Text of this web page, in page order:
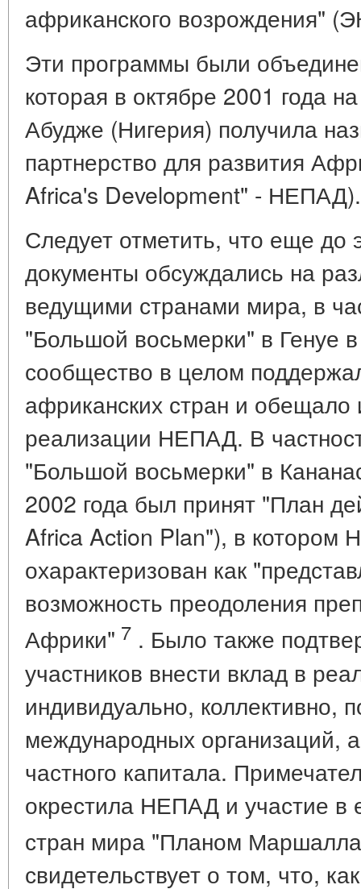
африканского возрождения"
Эти программы были
которая в октябре 2001 года
Абудже (Нигерия) получила
партнерство для развития
Africa's Development" - НЕПАД).
Следует отметить, что еще до
документы обсуждались на
ведущими странами мира, в
"Большой восьмерки" в Генуе
сообщество в целом
африканских стран и обещало
реализации НЕПАД. В
"Большой восьмерки" в
2002 года был принят "План
Africa Action Plan"), в
охарактеризован как
возможность преодоления
Африки" 7 . Было также
участников внести вклад в
индивидуально, коллективно,
международных организаций,
частного капитала.
окрестила НЕПАД и участие в
стран мира "Планом
свидетельствует о том, что,